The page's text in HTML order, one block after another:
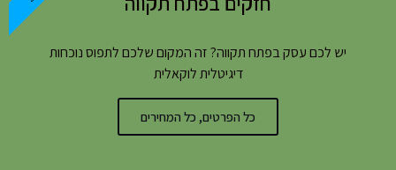
יש לכם עסק בפתח תקווה? זה המקום שלכם לתפוס נוכחות
דיגיטלית לוקאלית
כל הפרטים, כל המחירים